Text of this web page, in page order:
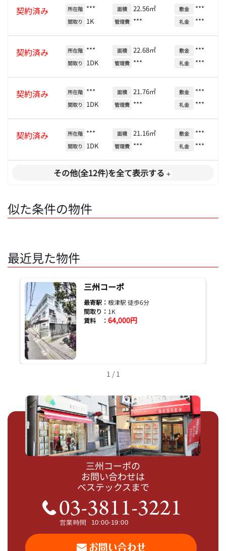
契約済み 所在階 ***
間取り 1K
面積 22.56㎡
管理費 ***
敷金 ***
礼金 ***
契約済み 所在階 ***
間取り 1DK
面積 22.68㎡
管理費 ***
敷金 ***
礼金 ***
契約済み 所在階 ***
間取り 1DK
面積 21.76㎡
管理費 ***
敷金 ***
礼金 ***
契約済み 所在階 ***
間取り 1DK
面積 21.16㎡
管理費 ***
敷金 ***
礼金 ***
その他(全12件)を全て表示する
似た条件の物件
最近見た物件
三州コーポ
最寄駅： 根津駅 徒歩6分
間取り： 1K
賃料 ： 64,000円
1 / 1
三州コーポの
お問い合わせは
ベステックスまで